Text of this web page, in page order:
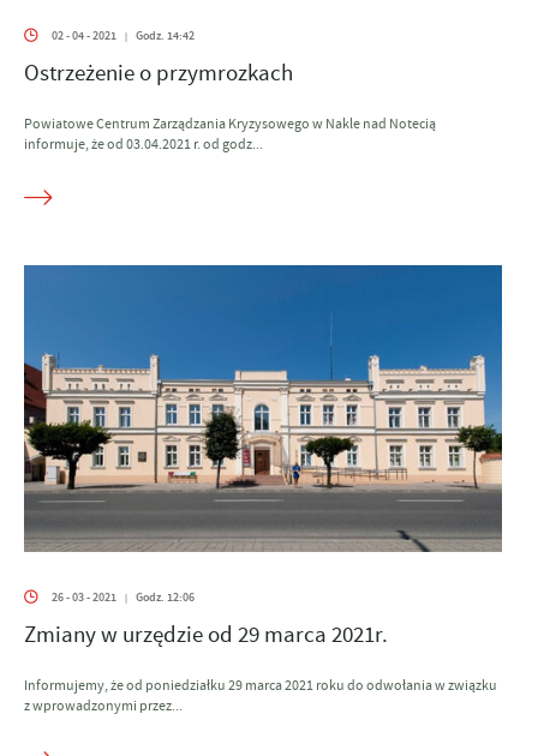
02 - 04 - 2021 | Godz. 14:42
Ostrzeżenie o przymrozkach
Powiatowe Centrum Zarządzania Kryzysowego w Nakle nad Notecią
informuje, że od 03.04.2021 r. od godz...
26 - 03 - 2021 | Godz. 12:06
Zmiany w urzędzie od 29 marca 2021r.
Informujemy, że od poniedziałku 29 marca 2021 roku do odwołania w związku
z wprowadzonymi przez...